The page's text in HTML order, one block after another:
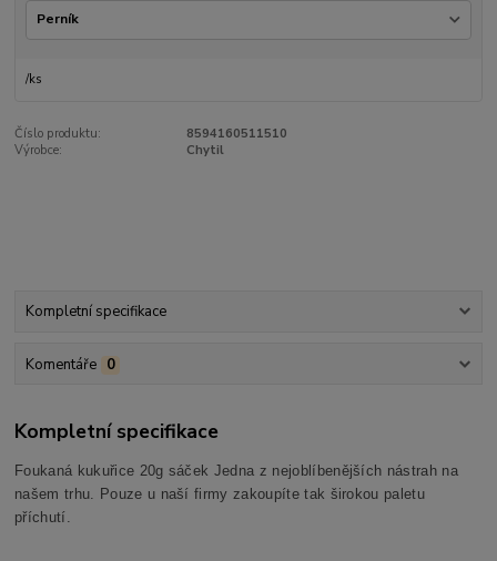
/ks
Číslo produktu:
8594160511510
Výrobce:
Chytil
Kompletní specifikace
Komentáře 0
Kompletní specifikace
Foukaná kukuřice 20g sáček Jedna z nejoblíbenějších nástrah na
našem trhu. Pouze u naší firmy zakoupíte tak širokou paletu
příchutí.